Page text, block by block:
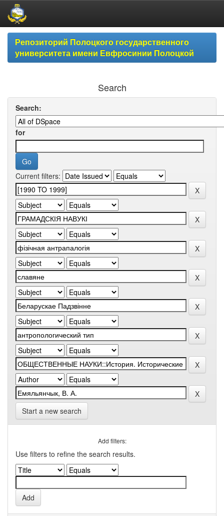
Skip
navigationРепозиторий Полоцкого государственного
университета имени Евфросинии Полоцкой
Search
Search:
for
Current filters:
Start a new search
Add filters:
Use filters to refine the search results.